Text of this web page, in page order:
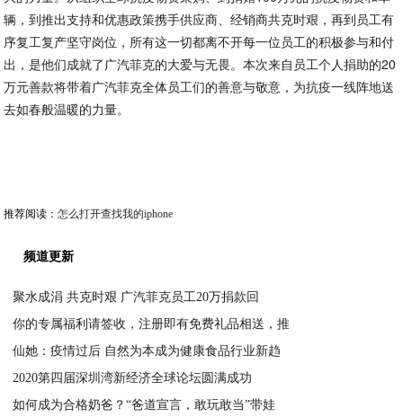
辆，到推出支持和优惠政策携手供应商、经销商共克时艰，再到员工有
序复工复产坚守岗位，所有这一切都离不开每一位员工的积极参与和付
出，是他们成就了广汽菲克的大爱与无畏。本次来自员工个人捐助的20
万元善款将带着广汽菲克全体员工们的善意与敬意，为抗疫一线阵地送
去如春般温暖的力量。
推荐阅读：怎么打开查找我的iphone
频道更新
聚水成涓 共克时艰 广汽菲克员工20万捐款回
你的专属福利请签收，注册即有免费礼品相送，推
仙她：疫情过后 自然为本成为健康食品行业新趋
2020第四届深圳湾新经济全球论坛圆满成功
如何成为合格奶爸？“爸道宣言，敢玩敢当”带娃